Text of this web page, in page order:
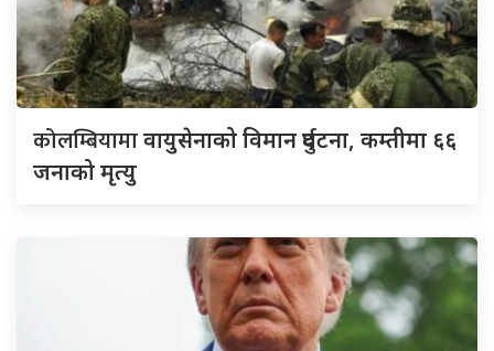
कोलम्बियामावायुसेनाको विमान दुर्घटना, कम्तीमा ६६
जनाको मृत्यु